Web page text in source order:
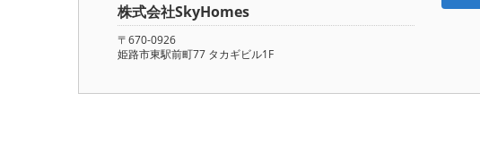
株式会社SkyHomes
〒670-0926
姫路市東駅前町77 タカギビル1F